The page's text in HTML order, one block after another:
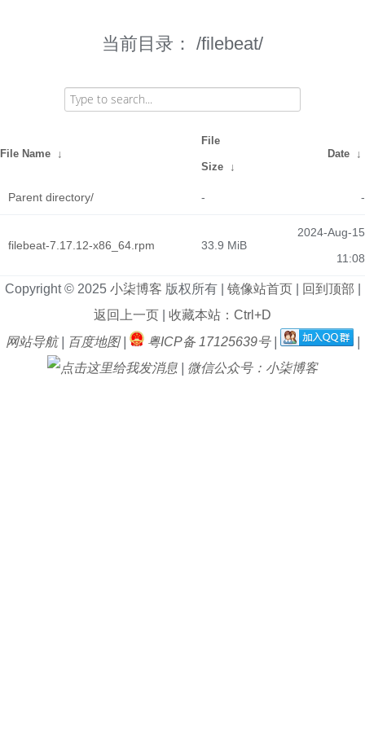
当前目录： /filebeat/
File Name ↓
File
Size ↓
Date ↓
Parent directory/ - -
filebeat-7.17.12-x86_64.rpm 33.9 MiB
2024-Aug-15
11:08
Copyright © 2025 小柒博客 版权所有 | 镜像站首页| 回到顶部
返回上一页
收藏本站：Ctrl+D
网站导航| 百度地图| 粤ICP备 17125639号
|
微信公众号：小柒博客